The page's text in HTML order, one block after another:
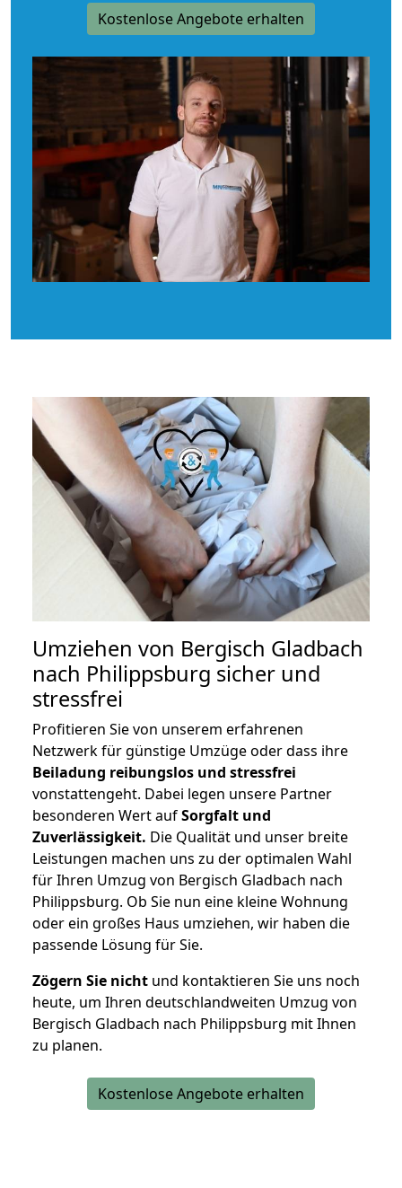
Kostenlose Angebote erhalten
Umziehen von Bergisch Gladbach
nach Philippsburg sicher und
stressfrei
Profitieren Sie von unserem erfahrenen
Netzwerk für günstige Umzüge oder dass ihre
Beiladung reibungslos und stressfrei
vonstattengeht. Dabei legen unsere Partner
besonderen Wert aufSorgfalt und
Zuverlässigkeit. Die Qualität und unser breite
Leistungen machen uns zu der optimalen Wahl
für Ihren Umzug von Bergisch Gladbach nach
Philippsburg. Ob Sie nun eine kleine Wohnung
oder ein großes Haus umziehen, wir haben die
passende Lösung für Sie.
Zögern Sie nicht und kontaktieren Sie uns noch
heute, um Ihren deutschlandweiten Umzug von
Bergisch Gladbach nach Philippsburg mit Ihnen
zu planen.
Kostenlose Angebote erhalten